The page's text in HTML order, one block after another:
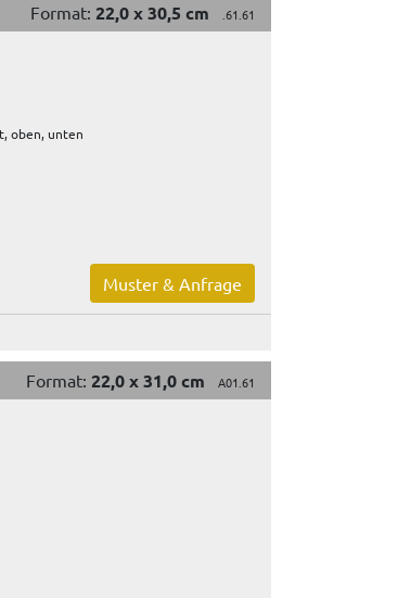
Format: 22,0 x 30,5 cm .61.61
oben, unten
Muster & Anfrage
Format: 22,0 x 31,0 cm A01.61